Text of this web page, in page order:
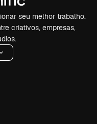
seu melhor trabalho.
criativos, empresas,